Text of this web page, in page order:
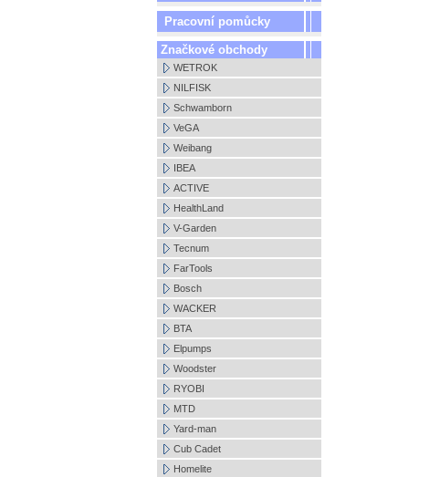
Pracovní pomůcky
Značkové obchody
WETROK
NILFISK
Schwamborn
VeGA
Weibang
IBEA
ACTIVE
HealthLand
V-Garden
Tecnum
FarTools
Bosch
WACKER
BTA
Elpumps
Woodster
RYOBI
MTD
Yard-man
Cub Cadet
Homelite